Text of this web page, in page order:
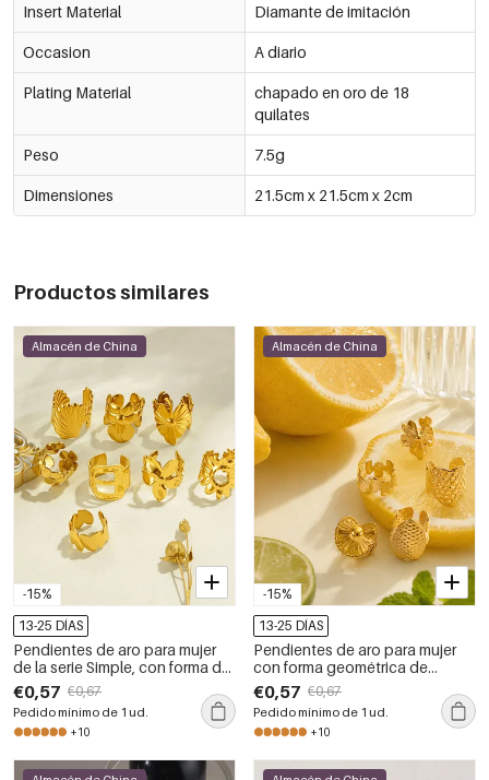
Insert Material Diamante de imitación
Occasion A diario
Plating Material
chapado en oro de 18
quilates
Peso 7.5g
Dimensiones 21.5cm x 21.5cm x 2cm
Productos similares
-15%
Almacén de China
13-25 DÍAS
Pendientes de aro para mujer
de la serie Simple, con forma de
flor, corazón y concha, de
acero inoxidable, resistentes al
agua y color dorado.
€0,57 €0,67
Pedido mínimo de 1 ud.
+10
-15%
Almacén de China
13-25 DÍAS
Pendientes de aro para mujer
con forma geométrica de
corazón y flor, de acero
inoxidable, resistentes al agua y
de color dorado.
€0,57 €0,67
Pedido mínimo de 1 ud.
+10